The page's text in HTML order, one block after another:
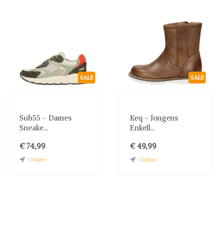
SALE
Sub55 - Dames
Sneake...
€ 74,99
Online
SALE
Keq - Jongens
Enkell...
€ 49,99
Online